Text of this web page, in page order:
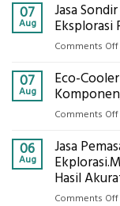
07
Aug
Jasa
Eksplorasi
Comments Off
07
Aug
Eco-
Comments Off
06
Aug
Jasa
Hasil
Comments Off